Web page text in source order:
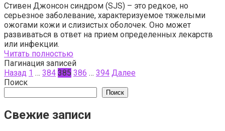
Стивен Джонсон синдром (SJS) – это редкое, но
серьезное заболевание, характеризуемое тяжелыми
ожогами кожи и слизистых оболочек. Оно может
развиваться в ответ на прием определенных лекарств
или инфекции.
Читать полностью
Пагинация записей
Назад 1 … 384 385 386 … 394 Далее
Поиск
Поиск
Свежие записи